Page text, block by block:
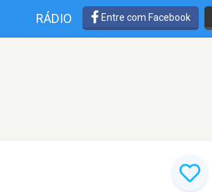
RÁDIO Entre com Facebook